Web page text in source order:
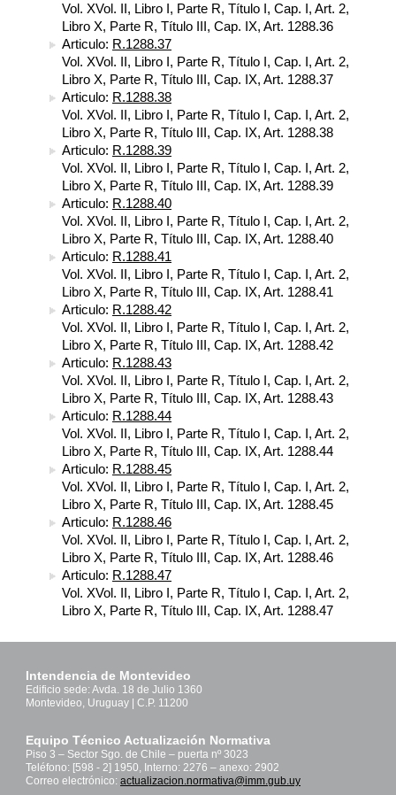
Vol. XVol. II, Libro I, Parte R, Título I, Cap. I, Art. 2,
Libro X, Parte R, Título III, Cap. IX, Art. 1288.36
Articulo: R.1288.37
Vol. XVol. II, Libro I, Parte R, Título I, Cap. I, Art. 2,
Libro X, Parte R, Título III, Cap. IX, Art. 1288.37
Articulo: R.1288.38
Vol. XVol. II, Libro I, Parte R, Título I, Cap. I, Art. 2,
Libro X, Parte R, Título III, Cap. IX, Art. 1288.38
Articulo: R.1288.39
Vol. XVol. II, Libro I, Parte R, Título I, Cap. I, Art. 2,
Libro X, Parte R, Título III, Cap. IX, Art. 1288.39
Articulo: R.1288.40
Vol. XVol. II, Libro I, Parte R, Título I, Cap. I, Art. 2,
Libro X, Parte R, Título III, Cap. IX, Art. 1288.40
Articulo: R.1288.41
Vol. XVol. II, Libro I, Parte R, Título I, Cap. I, Art. 2,
Libro X, Parte R, Título III, Cap. IX, Art. 1288.41
Articulo: R.1288.42
Vol. XVol. II, Libro I, Parte R, Título I, Cap. I, Art. 2,
Libro X, Parte R, Título III, Cap. IX, Art. 1288.42
Articulo: R.1288.43
Vol. XVol. II, Libro I, Parte R, Título I, Cap. I, Art. 2,
Libro X, Parte R, Título III, Cap. IX, Art. 1288.43
Articulo: R.1288.44
Vol. XVol. II, Libro I, Parte R, Título I, Cap. I, Art. 2,
Libro X, Parte R, Título III, Cap. IX, Art. 1288.44
Articulo: R.1288.45
Vol. XVol. II, Libro I, Parte R, Título I, Cap. I, Art. 2,
Libro X, Parte R, Título III, Cap. IX, Art. 1288.45
Articulo: R.1288.46
Vol. XVol. II, Libro I, Parte R, Título I, Cap. I, Art. 2,
Libro X, Parte R, Título III, Cap. IX, Art. 1288.46
Articulo: R.1288.47
Vol. XVol. II, Libro I, Parte R, Título I, Cap. I, Art. 2,
Libro X, Parte R, Título III, Cap. IX, Art. 1288.47
Intendencia de Montevideo
Edificio sede: Avda. 18 de Julio 1360
Montevideo, Uruguay | C.P. 11200
Equipo Técnico Actualización Normativa
Piso 3 – Sector Sgo. de Chile – puerta nº 3023
Teléfono: [598 - 2] 1950, Interno: 2276 – anexo: 2902
Correo electrónico: actualizacion.normativa@imm.gub.uy